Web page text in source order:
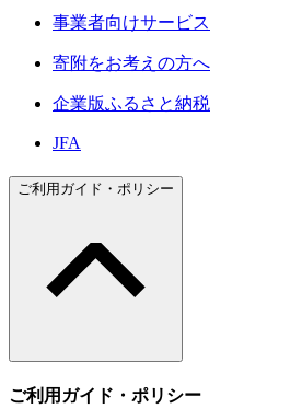
事業者向けサービス
寄附をお考えの方へ
企業版ふるさと納税
JFA
ご利用ガイド・ポリシー
ご利用ガイド・ポリシー